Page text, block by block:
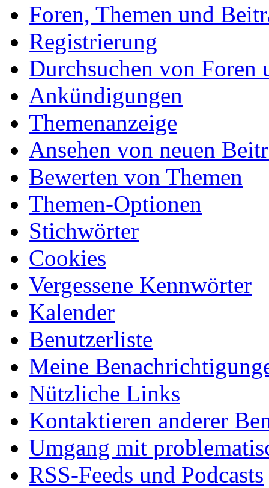
Foren, Themen und
Registrierung
Durchsuchen von Foren
Ankündigungen
Themenanzeige
Ansehen von neuen
Bewerten von Themen
Themen-Optionen
Stichwörter
Cookies
Vergessene Kennwörter
Kalender
Benutzerliste
Meine
Nützliche Links
Kontaktieren anderer
Umgang mit
RSS-Feeds und Podcasts